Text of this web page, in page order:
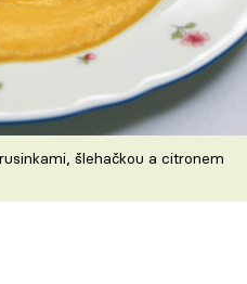
šlehačkou a citronem